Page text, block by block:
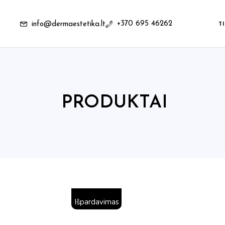
content info@dermaestetika.lt +370 695 46262
PRODUKTAI
Išpardavimas